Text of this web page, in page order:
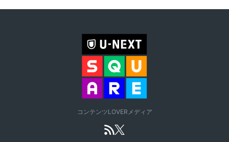
コンテンツLOVERメディア